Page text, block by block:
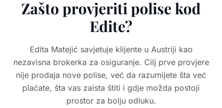
Zašto provjeriti polise kod
Edite?
Edita Matejić savjetuje klijente u Austriji kao
nezavisna brokerka za osiguranje. Cilj prve provjere
nije prodaja nove polise, već da razumijete šta već
plaćate, šta vas zaista štiti i gdje možda postoji
prostor za bolju odluku.